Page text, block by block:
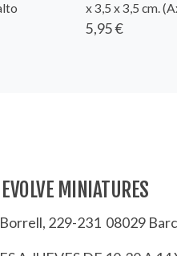
x 3,5 x 3,5 cm.
5,95 €
EVOLVE MINIATURES
229-231 08029